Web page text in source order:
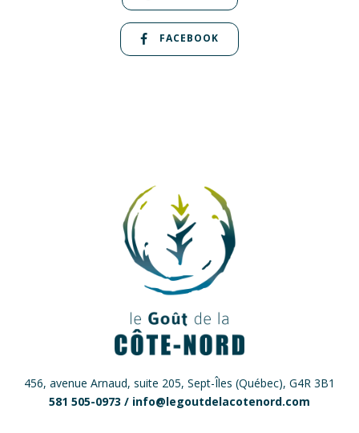
FACEBOOK
456, avenue Arnaud, suite 205, Sept-Îles (Québec), G4R 3B1
581 505-0973 / info@legoutdelacotenord.com